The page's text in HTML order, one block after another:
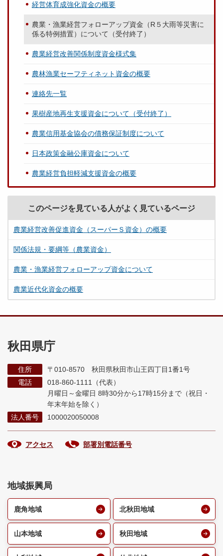
経営体育成強化資金の概要
農業・漁業経営フォローアップ資金（R５大雨等災害に
係る特例措置）について（受付終了）
農業経営改善関係制度資金様式集
農林漁業セーフティネット資金の概要
連絡先一覧
果樹産地再生支援資金について（受付終了）
農業信用基金協会の債務保証制度について
日本政策金融公庫資金について
農業経営負担軽減支援資金の概要
このページを見ている人がよく見ているページ
農業経営改善促進資金（スーパーＳ資金）の概要
関係法規・要綱等（農業資金）
農業・漁業経営フォローアップ資金について
農業近代化資金の概要
秋田県庁
住所
〒010-8570 秋田県秋田市山王四丁目1番1号
電話
018-860-1111（代表）
月曜日～金曜日 8時30分から17時15分まで （祝日・
年末年始を除く）
法人番号
1000020050008
アクセス 部署別電話番号
地域振興局
鹿角地域 北秋田地域
山本地域 秋田地域